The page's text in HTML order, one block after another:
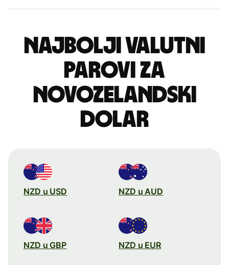
Najbolji valutni
parovi za
novozelandski
dolar
NZD u USD NZD u AUD
NZD u GBP NZD u EUR